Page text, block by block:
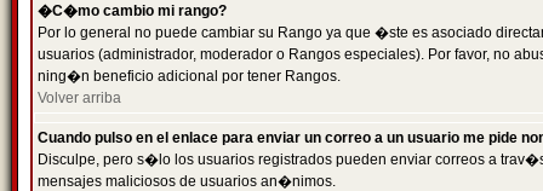
�C�mo cambio mi rango?
Por lo general no puede cambiar su Rango ya que �ste es asociado
usuarios (administrador, moderador o Rangos especiales). Por favor, no
ning�n beneficio adicional por tener Rangos.
Volver arriba
Cuando pulso en el enlace para enviar un correo a un usuario me pide
Disculpe, pero s�lo los usuarios registrados pueden enviar correos a
mensajes maliciosos de usuarios an�nimos.